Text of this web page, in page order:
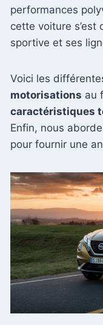
performances
cette voiture s’est
sportive et ses
Voici les
motorisations au
caractéristiques
Enfin, nous
pour fournir une